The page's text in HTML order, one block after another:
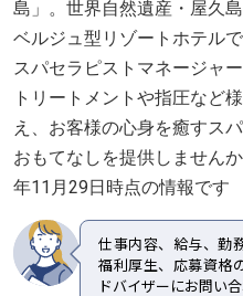
島」。世界自然遺産・屋久
ベルジュ型リゾートホテル
スパセラピストマネージャ
トリートメントや指圧など
え、お客様の心身を癒すス
おもてなしを提供しません
年11月29日時点の情報です
仕事内容、給与、勤
福利厚生、応募資格
ドバイザーにお問い